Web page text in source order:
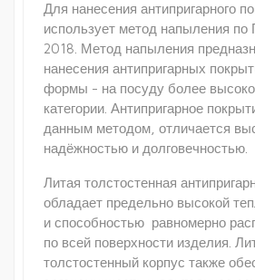
Для нанесения антипригарного
использует метод напыления
2018. Метод напыления
нанесения антипригарных
формы - на посуду более
категории. Антипригарное
данным методом, отличается
надёжностью и долговечностью.
Литая толстостенная
обладает предельно высокой
и способностью равномерно
по всей поверхности изделия.
толстостенный корпус также